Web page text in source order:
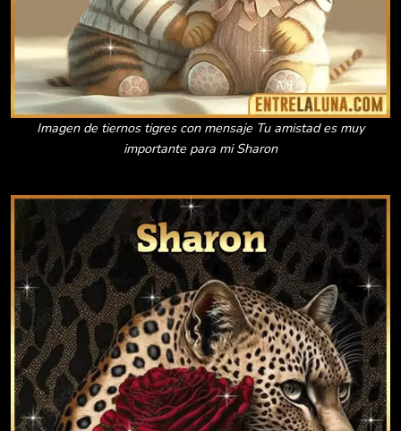
Imagen de tiernos tigres con mensaje Tu amistad es muy
importante para mi Sharon